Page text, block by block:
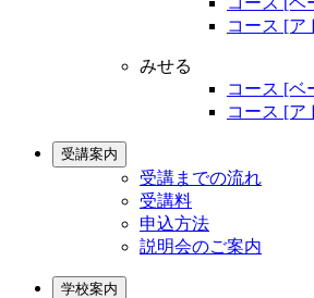
コース [ア
みせる
コース [ベ
コース [ア
受講案内
受講までの流れ
受講料
申込方法
説明会のご案内
学校案内